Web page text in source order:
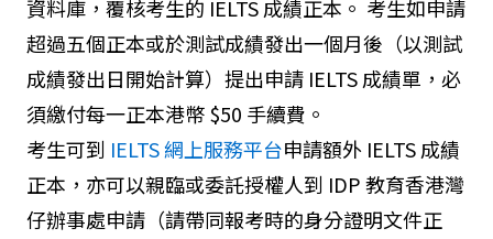
資料庫，覆核考生的 IELTS 成績正本。 考生如申請
超過五個正本或於測試成績發出一個月後（以測試
成績發出日開始計算）提出申請 IELTS 成績單，必
須繳付每一正本港幣 $50 手續費。
考生可到 IELTS 網上服務平台申請額外 IELTS 成績
正本，亦可以親臨或委託授權人到 IDP 教育香港灣
仔辦事處申請（請帶同報考時的身分證明文件正